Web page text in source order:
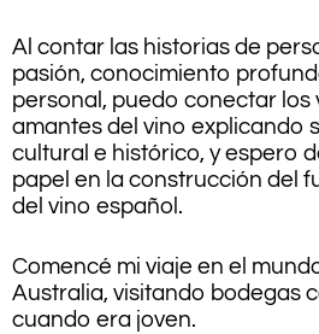
Al contar las historias de
pasión, conocimiento
personal, puedo conectar los
amantes del vino explicando
cultural e histórico, y espero
papel en la construcción del
del vino español.
Comencé mi viaje en el
Australia, visitando bodegas
cuando era joven.